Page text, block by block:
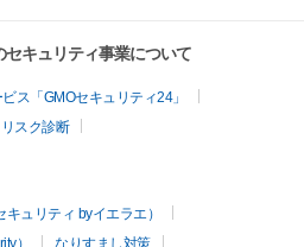
キュリティ事業について
ス「GMOセキュリティ24」
スク診断
ュリティ byイエラエ）